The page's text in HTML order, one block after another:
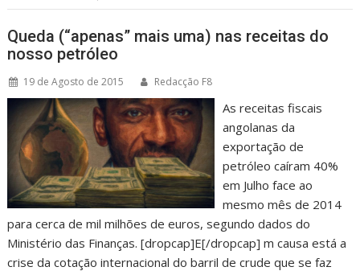
Queda (“apenas” mais uma) nas receitas do
nosso petróleo
19 de Agosto de 2015 Redacção F8
As receitas fiscais
angolanas da
exportação de
petróleo caíram 40%
em Julho face ao
mesmo mês de 2014
para cerca de mil milhões de euros, segundo dados do
Ministério das Finanças. [dropcap]E[/dropcap] m causa está a
crise da cotação internacional do barril de crude que se faz